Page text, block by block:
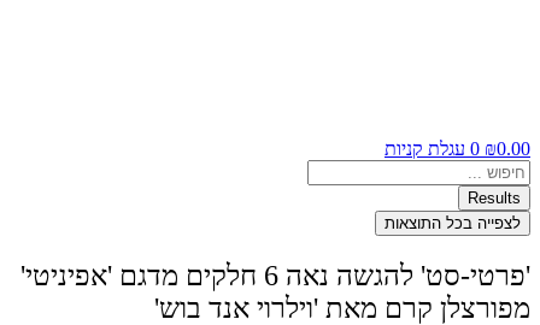
₪0.00
0 עגלת קניות
Search
...
Results
לצפייה בכל התוצאות
'פרטי-סט' להגשה נאה 6 חלקים מדגם 'אפיניטי'
מפורצלן קרם מאת 'וילרוי אנד בוש'